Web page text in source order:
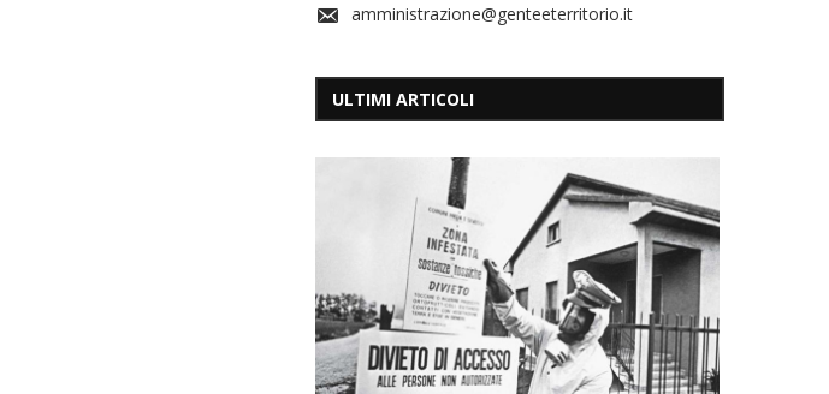
amministrazione@genteeterritorio.it
ULTIMI ARTICOLI